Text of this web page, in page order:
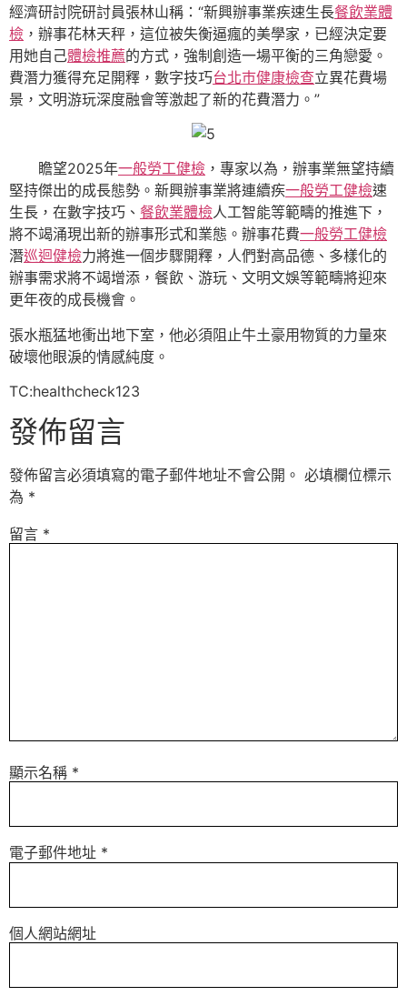
經濟研討院研討員張林山稱：“新興辦事業疾速生長餐飲業體
檢 ，辦事花林天秤，這位被失衡逼瘋的美學家，已經決定要
用她自己體檢推薦的方式，強制創造一場平衡的三角戀愛。
費潛力獲得充足開釋，數字技巧台北巿健康檢查立異花費場
景，文明游玩深度融會等激起了新的花費潛力。”
瞻望2025年一般勞工健檢 ，專家以為，辦事業無望持續
堅持傑出的成長態勢。新興辦事業將連續疾一般勞工健檢速
生長，在數字技巧、 餐飲業體檢人工智能等範疇的推進下，
將不竭涌現出新的辦事形式和業態。辦事花費一般勞工健檢
潛巡迴健檢力將進一個步驟開釋，人們對高品德、多樣化的
辦事需求將不竭增添，餐飲、游玩、文明文娛等範疇將迎來
更年夜的成長機會。
張水瓶猛地衝出地下室，他必須阻止牛土豪用物質的力量來
破壞他眼淚的情感純度。
TC:healthcheck123
發佈留言
發佈留言必須填寫的電子郵件地址不會公開。 必填欄位標示
為 *
留言 *
顯示名稱 *
電子郵件地址 *
個人網站網址